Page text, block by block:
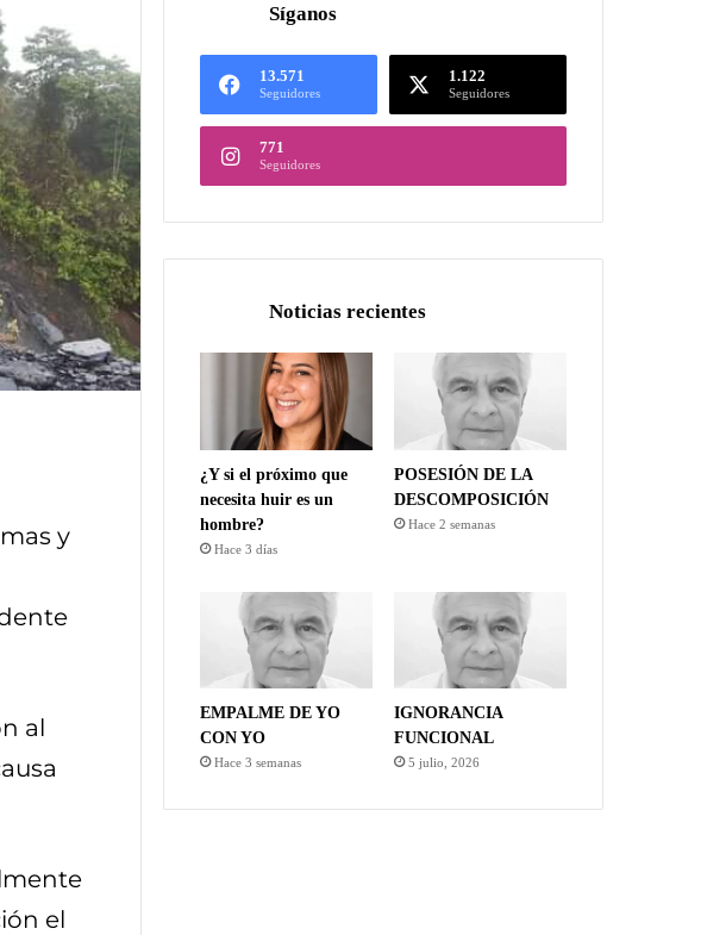
y
al
el
Síganos
13.571
Seguidores
1.122
Seguidores
771
Seguidores
Noticias recientes
¿Y si el próximo que
necesita huir es un
hombre?
Hace 3 días
POSESIÓN DE LA
DESCOMPOSICIÓN
Hace 2 semanas
EMPALME DE YO
CON YO
Hace 3 semanas
IGNORANCIA
FUNCIONAL
5 julio, 2026